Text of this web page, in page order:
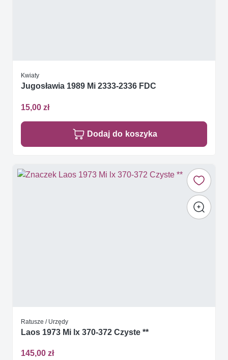
Kwiaty
Jugosławia 1989 Mi 2333-2336 FDC
15,00 zł
Dodaj do koszyka
Ratusze / Urzędy
Laos 1973 Mi lx 370-372 Czyste **
145,00 zł